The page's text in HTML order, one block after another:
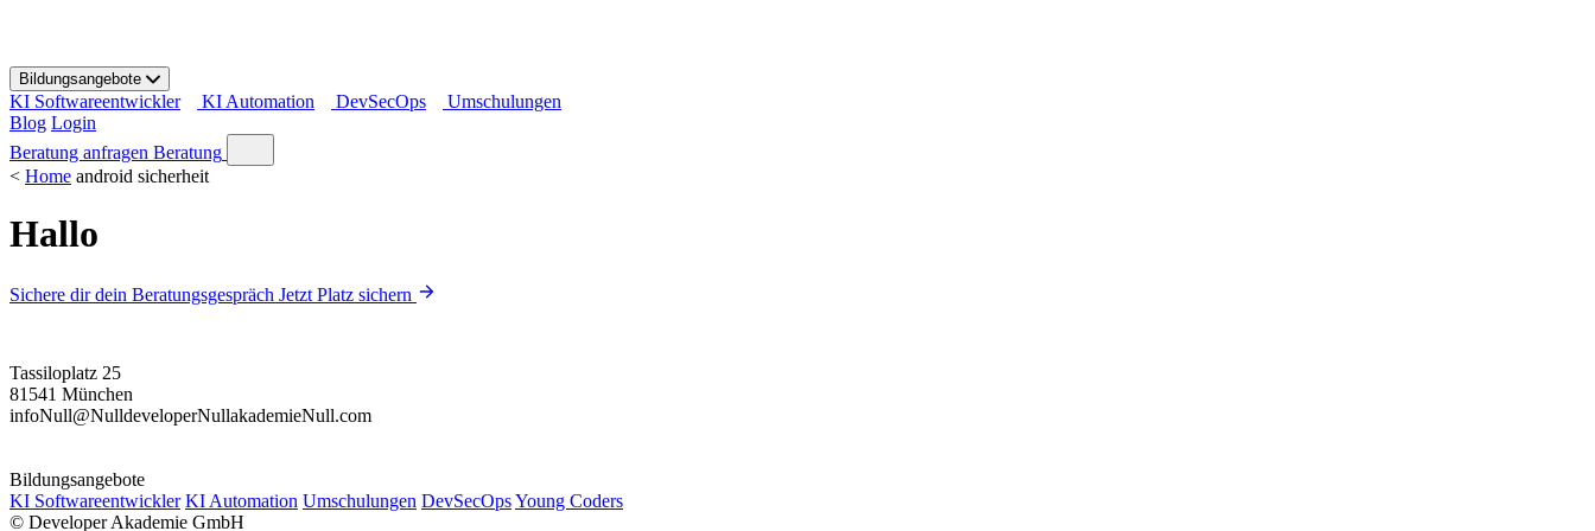
t
o
c
o
n
Bildungsangebote
KI Softwareentwickler KI Automation DevSecOps
Umschulungen
Blog Login
Beratung anfragen Beratung
< Home android sicherheit
Hallo
Sichere dir dein Beratungsgespräch Jetzt Platz sichern
Tassiloplatz 25
81541 München
infoNull@NulldeveloperNullakademieNull.com
Bildungsangebote
KI Softwareentwickler KI Automation Umschulungen DevSecOpsYoung Coders
© Developer Akademie GmbH